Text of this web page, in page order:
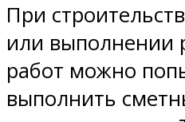
При
или выполнении
работ можно
выполнить